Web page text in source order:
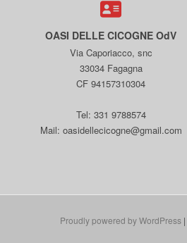
OASI DELLE CICOGNE OdV
Via Caporiacco, snc
33034 Fagagna
CF 94157310304
Tel: 331 9788574
Mail: oasidellecicogne@gmail.com
Proudly powered by WordPress |